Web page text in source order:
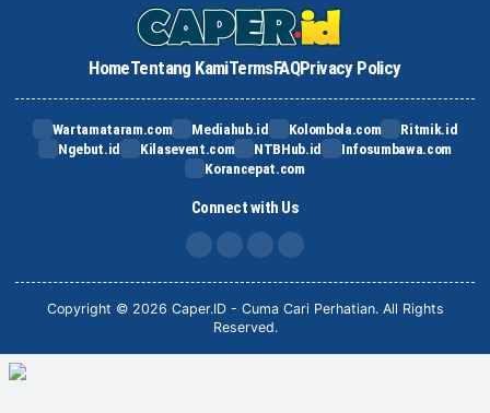
HomeTentang KamiTermsFAQPrivacy Policy
Wartamataram.com Mediahub.id Kolombola.com
Ritmik.id
Ngebut.id
Kilasevent.com NTBHub.id
Infosumbawa.com
Korancepat.com
Connect with Us
FB IG TikTok
Copyright © 2026 Caper.ID - Cuma Cari Perhatian. All Rights
Reserved.